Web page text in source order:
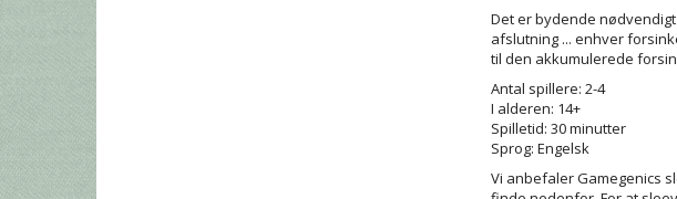
Det er bydende
afslutning ... enhver
til den akkumulerede
Antal spillere: 2-4
I alderen: 14+
Spilletid: 30 minutter
Sprog: Engelsk
Vi anbefaler Gamegenics